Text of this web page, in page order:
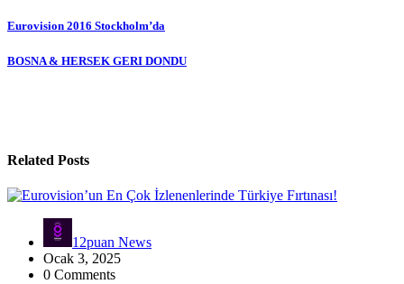
Eurovision 2016 Stockholm’da
BOSNA & HERSEK GERI DONDU
Related Posts
12puan News
Ocak 3, 2025
0 Comments